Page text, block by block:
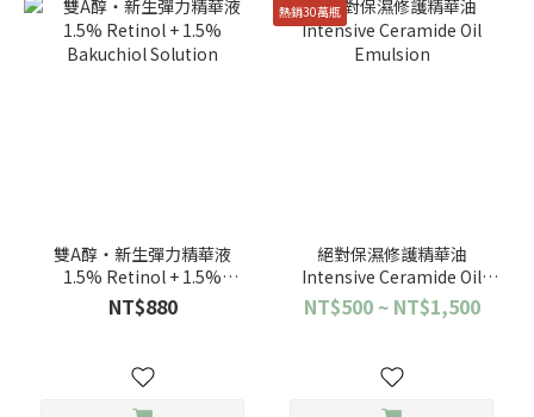
雙A醇‧新生彈力精華液
1.5% Retinol + 1.5%
Bakuchiol Solution
NT$880
熱銷30萬瓶
絕對保濕修護精華油
Intensive Ceramide Oil
Emulsion
NT$500 ~ NT$1,500